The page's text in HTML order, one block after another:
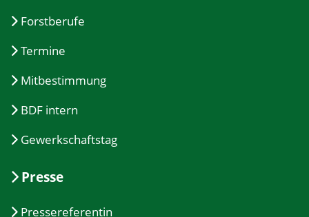
Forstberufe
Termine
Mitbestimmung
BDF intern
Gewerkschaftstag
Presse
Pressereferentin